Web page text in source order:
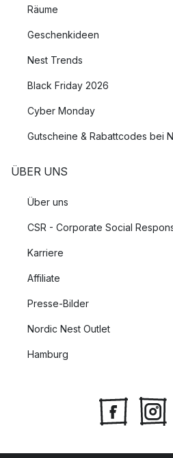
Räume
Geschenkideen
Nest Trends
Black Friday 2026
Cyber Monday
Gutscheine & Rabattcodes bei
ÜBER UNS
Über uns
CSR - Corporate Social
Karriere
Affiliate
Presse-Bilder
Nordic Nest Outlet
Hamburg